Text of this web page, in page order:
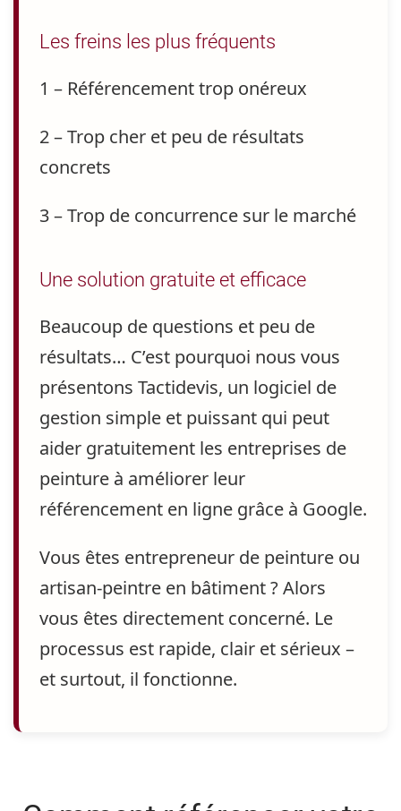
Les freins les plus fréquents
1 – Référencement trop onéreux
2 – Trop cher et peu de résultats
concrets
3 – Trop de concurrence sur le marché
Une solution gratuite et efficace
Beaucoup de questions et peu de
résultats… C’est pourquoi nous vous
présentons Tactidevis, un logiciel de
gestion simple et puissant qui peut
aider gratuitement les entreprises de
peintureà améliorer leur
référencement en ligne grâce à Google.
Vous êtes entrepreneur de peinture ou
artisan-peintre en bâtiment? Alors
vous êtes directement concerné. Le
processus est rapide, clair et sérieux –
et surtout, il fonctionne.